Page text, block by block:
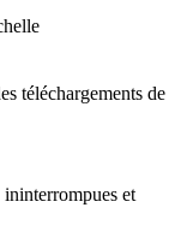
téléchargements de
ininterrompues et